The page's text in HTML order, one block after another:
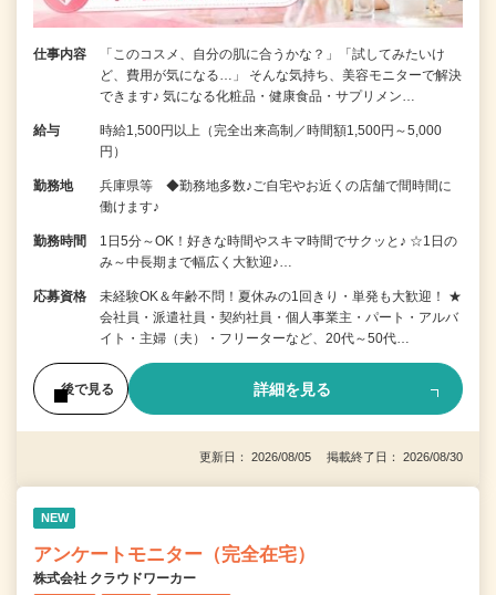
仕事内容
「このコスメ、自分の肌に合うかな？」「試してみたいけ
ど、費用が気になる…」 そんな気持ち、美容モニターで解決
できます♪ 気になる化粧品・健康食品・サプリメン…
給与
時給1,500円以上（完全出来高制／時間額1,500円～5,000
円）
勤務地
兵庫県等 ◆勤務地多数♪ご自宅やお近くの店舗で間時間に
働けます♪
勤務時間
1日5分～OK！好きな時間やスキマ時間でサクッと♪ ☆1日の
み～中長期まで幅広く大歓迎♪…
応募資格
未経験OK＆年齢不問！夏休みの1回きり・単発も大歓迎！ ★
会社員・派遣社員・契約社員・個人事業主・パート・アルバ
イト・主婦（夫）・フリーターなど、20代～50代…
後で見る 詳細を見る
更新日： 2026/08/05 掲載終了日： 2026/08/30
NEW
アンケートモニター（完全在宅）
株式会社 クラウドワーカー